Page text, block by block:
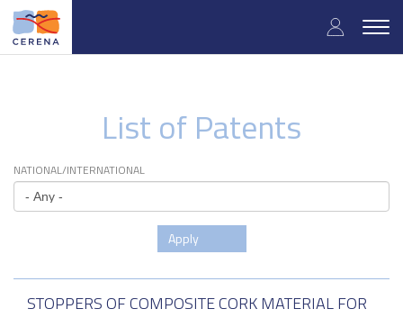
Skip
main
User
List of Patents
NATIONAL/INTERNATIONAL
Apply
STOPPERS OF COMPOSITE CORK MATERIAL FOR